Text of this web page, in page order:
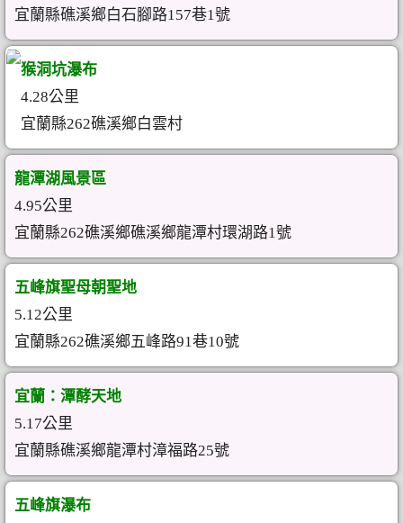
宜蘭縣礁溪鄉白石腳路157巷1號
猴洞坑瀑布
4.28公里
宜蘭縣262礁溪鄉白雲村
龍潭湖風景區
4.95公里
宜蘭縣262礁溪鄉礁溪鄉龍潭村環湖路1號
五峰旗聖母朝聖地
5.12公里
宜蘭縣262礁溪鄉五峰路91巷10號
宜蘭：潭酵天地
5.17公里
宜蘭縣礁溪鄉龍潭村漳福路25號
五峰旗瀑布